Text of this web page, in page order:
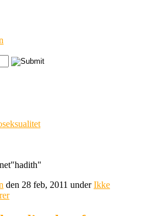
"hadith"
den 28 feb, 2011 underIkke